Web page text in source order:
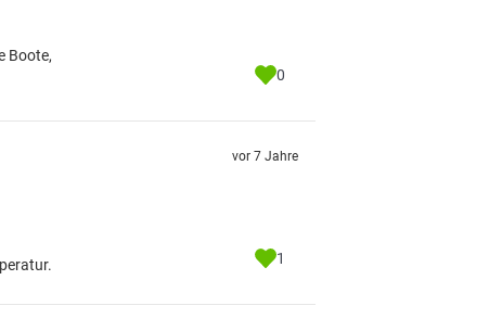
Boote,
0
vor 7 Jahre
1